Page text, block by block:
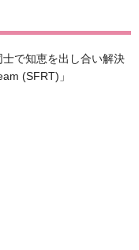
で知恵を出し合い解決
(SFRT)」